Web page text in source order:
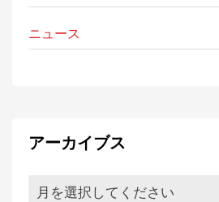
ニュース
アーカイブス
月を選択してください